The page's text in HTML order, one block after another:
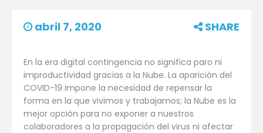
abril 7, 2020 SHARE
En la era digital contingencia no significa paro ni
improductividad gracias a la Nube. La aparición del
COVID-19 impone la necesidad de repensar la
forma en la que vivimos y trabajamos; la Nube es la
mejor opción para no exponer a nuestros
colaboradores a la propagación del virus ni afectar